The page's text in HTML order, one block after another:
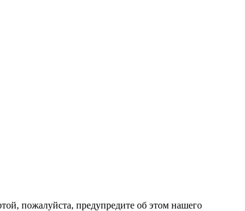
пожалуйста, предупредите об этом нашего